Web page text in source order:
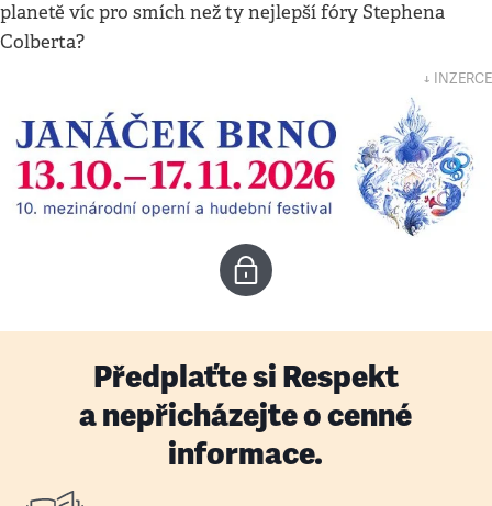
planetě víc pro smích než ty nejlepší fóry Stephena
Colberta?
↓ INZERCE
Předplaťte si Respekt
a nepřicházejte o cenné
informace.